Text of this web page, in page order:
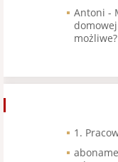
Antoni -
możliwe?
1.